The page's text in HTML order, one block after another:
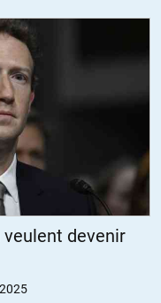
veulent devenir